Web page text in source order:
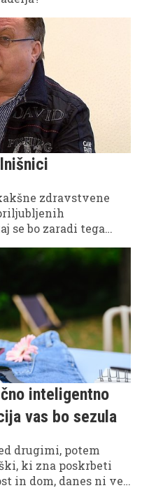
zdravstvene
se bo zaradi tega
inteligentno
vas bo sezula
drugimi, potem
ki zna poskrbeti
in dom, danes ni več